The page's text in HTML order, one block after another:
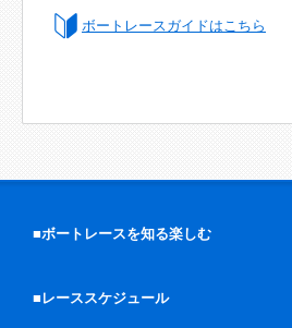
ボートレースガイドはこちら
■ボートレースを知る楽しむ
■レーススケジュール